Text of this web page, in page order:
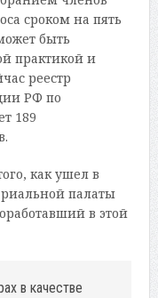
сроком на пять
быть
практикой и
реестр
РФ по
189
как ушел в
палаты
в этой
в качестве